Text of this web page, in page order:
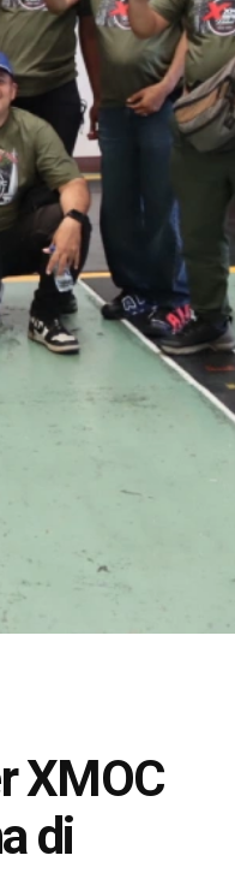
XMOC
di